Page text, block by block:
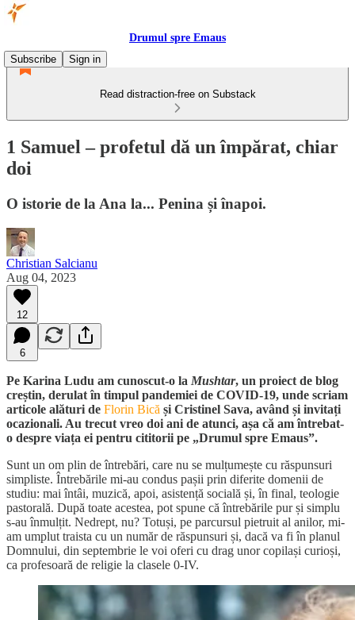
Drumul spre Emaus
Subscribe
Sign in
Read distraction-free on Substack
1 Samuel – profetul dă un împărat, chiar
doi
O istorie de la Ana la... Penina și înapoi.
Christian Salcianu
Aug 04, 2023
12
6
Pe Karina Ludu am cunoscut-o la Mushtar, un proiect de blog
creștin, derulat în timpul pandemiei de COVID-19, unde scriam
articole alături de Florin Bică și Cristinel Sava, având și invitați
ocazionali. Au trecut vreo doi ani de atunci, așa că am întrebat-
o despre viața ei pentru cititorii pe „Drumul spre Emaus”.
Sunt un om plin de întrebări, care nu se mulțumește cu răspunsuri
simpliste. Întrebările mi-au condus pașii prin diferite domenii de
studiu: mai întâi, muzică, apoi, asistență socială și, în final, teologie
pastorală. După toate acestea, pot spune că întrebările pur și simplu
s-au înmulțit. Nedrept, nu? Totuși, pe parcursul pietruit al anilor, mi-
am umplut traista cu un număr de răspunsuri și, dacă va fi în planul
Domnului, din septembrie le voi oferi cu drag unor copilași curioși,
ca profesoară de religie la clasele 0-IV.